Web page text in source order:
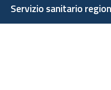
Servizio sanitario